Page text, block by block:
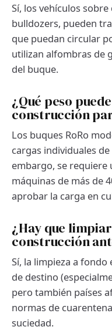
Sí, los vehículos
bulldozers, pueden
que puedan circular
utilizan alfombras de
del buque.
¿Qué peso
construcción
Los buques RoRo
cargas individuales
embargo, se requiere
máquinas de más de
aprobar la carga en
¿Hay que
construcción
Sí, la limpieza a
de destino
pero también países
normas de
suciedad.